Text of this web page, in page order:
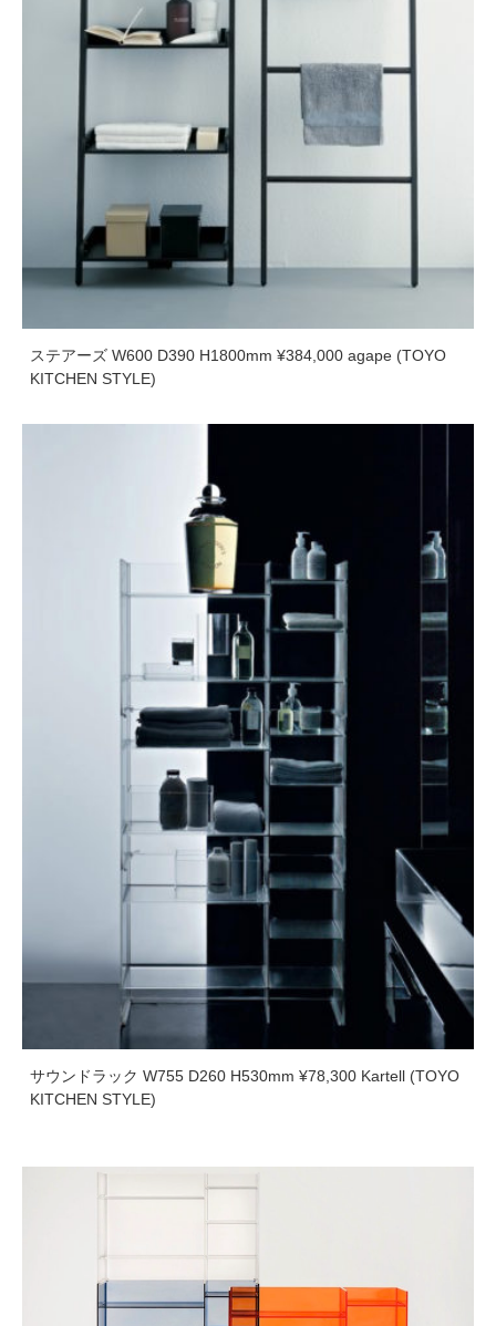
ステアーズ W600 D390 H1800mm ¥384,000 agape (TOYO
KITCHEN STYLE)
サウンドラック W755 D260 H530mm ¥78,300 Kartell (TOYO
KITCHEN STYLE)